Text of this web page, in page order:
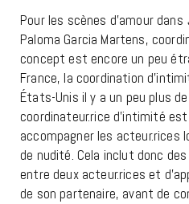
Pour les scènes d’amour dans
Paloma Garcia Martens,
concept est encore un peu
France, la coordination
États-Unis il y a un peu plus
coordinateur.rice d’intimité
accompagner les acteur.rices
de nudité. Cela inclut donc
entre deux acteur.rices et
de son partenaire, avant de